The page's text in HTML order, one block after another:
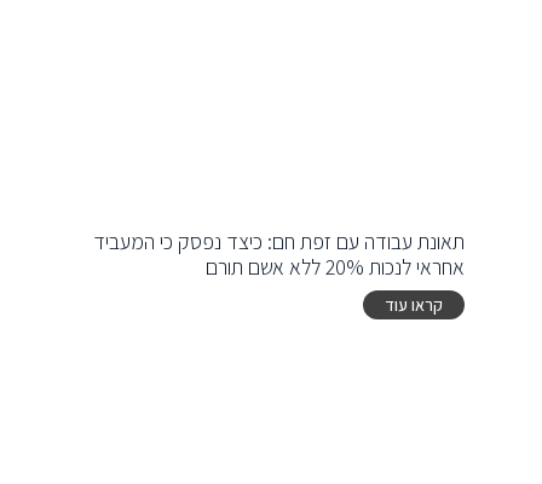
תאונת עבודה עם זפת חם: כיצד נפסק כי המעביד
אחראי לנכות 20% ללא אשם תורם
קראו עוד